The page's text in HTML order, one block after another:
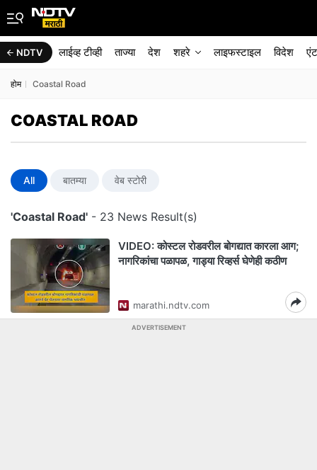
NDTV लाईव्ह टीव्ही ताज्या देश शहरे लाइफस्टाइल विदेश
होम Coastal Road
COASTAL ROAD
All बातम्या वेब स्टोरी
'Coastal Road' - 23 News Result(s)
VIDEO: कोस्टल रोडवरील बोगद्यात कारला आग;
नागरिकांचा पळापळ, गाड्या रिव्हर्स घेणेही कठीण
marathi.ndtv.com
ADVERTISEMENT